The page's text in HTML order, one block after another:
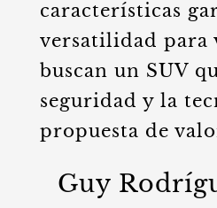
características
versatilidad para
buscan un SUV
seguridad y la
propuesta de
Guy